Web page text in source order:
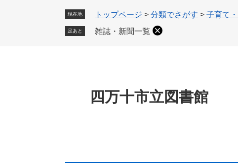
カ
ス
現在地 トップページ > 分類でさがす > 子育て
足あと 雑誌・新聞一覧
四万十市立図書館